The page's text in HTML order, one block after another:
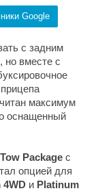
Google
с задним
но вместе с
максимум
оснащенный
Package с
опцией для
4WD и Platinum